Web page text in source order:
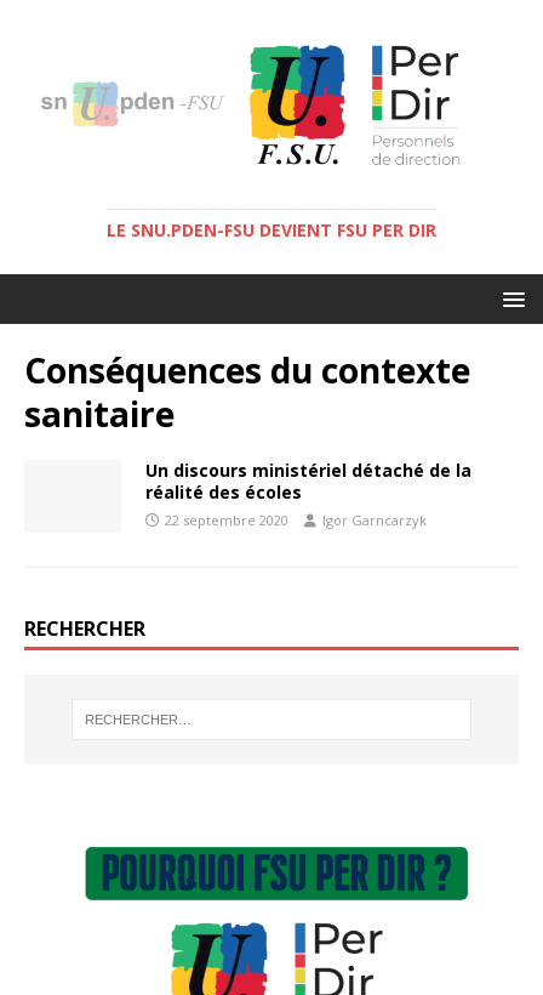
LE SNU.PDEN-FSU DEVIENT FSU PER DIR
Conséquences du contexte
sanitaire
Un discours ministériel détaché de la
réalité des écoles
22 septembre 2020 Igor Garncarzyk
RECHERCHER